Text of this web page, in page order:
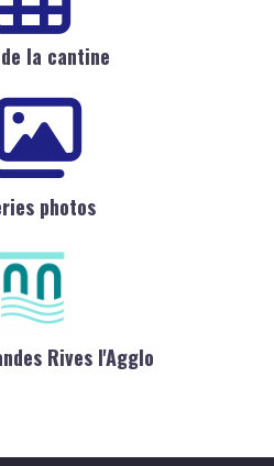
la cantine
photos
Rives l'Agglo